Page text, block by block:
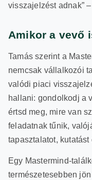
visszajelzést adnak”
Amikor a vevő
Tamás szerint a
nemcsak vállalkozói
valódi piaci
hallani: gondolkodj a
értsd meg, mire van
feladatnak tűnik,
tapasztalatot,
Egy Mastermind-
természetesebben